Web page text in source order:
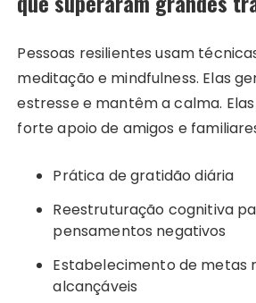
Pessoas resilientes usam
meditação e mindfulness. Elas
estresse e mantêm a calma.
forte apoio de amigos e
Prática de gratidão diária
Reestruturação cognitiva
pensamentos negativos
Estabelecimento de metas
alcançáveis